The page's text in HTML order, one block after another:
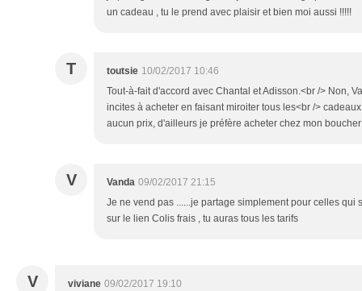
un cadeau , tu le prend avec plaisir et bien moi aussi !!!!!
T toutsie 10/02/2017 10:46
Tout-à-fait d'accord avec Chantal et Adisson.<br /> Non,
incites à acheter en faisant miroiter tous les<br />
aucun prix, d'ailleurs je préfère acheter chez mon boucher
V Vanda 09/02/2017 21:15
Je ne vend pas ......je partage simplement pour celles qui
sur le lien Colis frais , tu auras tous les tarifs
V viviane 09/02/2017 19:10